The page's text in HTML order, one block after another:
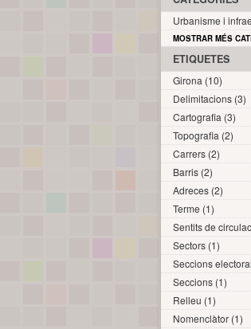
Urbanisme i
MOSTRAR MÉS
ETIQUETES
Girona (10)
Delimitacions (3)
Cartografia (3)
Topografia (2)
Carrers (2)
Barris (2)
Adreces (2)
Terme (1)
Sentits de
Sectors (1)
Seccions
Seccions (1)
Relleu (1)
Nomenclàtor (1)